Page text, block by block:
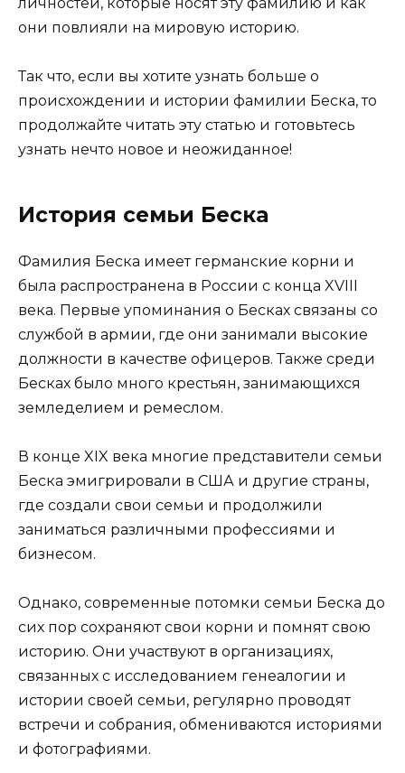
они повлияли на мировую историю.
Так что, если вы хотите узнать больше о
происхождении и истории фамилии Беска, то
продолжайте читать эту статью и готовьтесь
узнать нечто новое и неожиданное!
История семьи Беска
Фамилия Беска имеет германские корни и
была распространена в России с конца XVIII
века. Первые упоминания о Бесках связаны со
службой в армии, где они занимали высокие
должности в качестве офицеров. Также среди
Бесках было много крестьян, занимающихся
земледелием и ремеслом.
В конце XIX века многие представители семьи
Беска эмигрировали в США и другие страны,
где создали свои семьи и продолжили
заниматься различными профессиями и
бизнесом.
Однако, современные потомки семьи Беска до
сих пор сохраняют свои корни и помнят свою
историю. Они участвуют в организациях,
связанных с исследованием генеалогии и
истории своей семьи, регулярно проводят
встречи и собрания, обмениваются историями
и фотографиями.